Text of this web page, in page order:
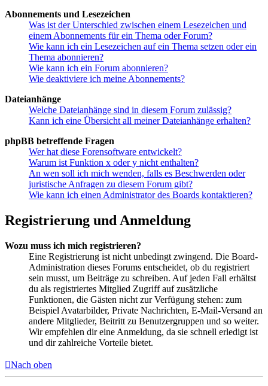
Abonnements und Lesezeichen
Was ist der Unterschied zwischen einem Lesezeichen und
einem Abonnements für ein Thema oder Forum?
Wie kann ich ein Lesezeichen auf ein Thema setzen oder ein
Thema abonnieren?
Wie kann ich ein Forum abonnieren?
Wie deaktiviere ich meine Abonnements?
Dateianhänge
Welche Dateianhänge sind in diesem Forum zulässig?
Kann ich eine Übersicht all meiner Dateianhänge erhalten?
phpBB betreffende Fragen
Wer hat diese Forensoftware entwickelt?
Warum ist Funktion x oder y nicht enthalten?
An wen soll ich mich wenden, falls es Beschwerden oder
juristische Anfragen zu diesem Forum gibt?
Wie kann ich einen Administrator des Boards kontaktieren?
Registrierung und Anmeldung
Wozu muss ich mich registrieren?
Eine Registrierung ist nicht unbedingt zwingend. Die Board-
Administration dieses Forums entscheidet, ob du registriert
sein musst, um Beiträge zu schreiben. Auf jeden Fall erhältst
du als registriertes Mitglied Zugriff auf zusätzliche
Funktionen, die Gästen nicht zur Verfügung stehen: zum
Beispiel Avatarbilder, Private Nachrichten, E-Mail-Versand an
andere Mitglieder, Beitritt zu Benutzergruppen und so weiter.
Wir empfehlen dir eine Anmeldung, da sie schnell erledigt ist
und dir zahlreiche Vorteile bietet.
Nach oben